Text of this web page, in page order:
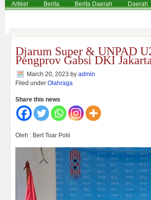
Artikel Berita Berita Daerah Daerah
Djarum Super & UNPAD
Pengprov Gabsi DKI
March 20, 2023 by admin
Filed under Olahraga
Share this news
Oleh : Bert Toar Polii